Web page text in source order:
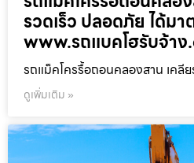
รวดเร็ว ปลอดภัย ได้มา
www.รถแบคโฮรับจ้า
รถแม็คโครรื้อถอนคลองสาน เคลี
ดูเพิ่มเติม »